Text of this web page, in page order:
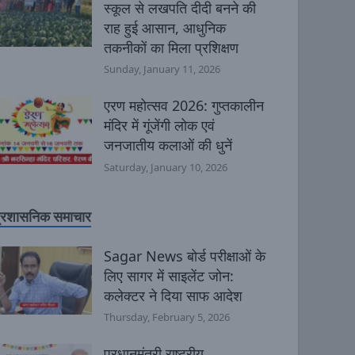
स्कूल से लखपति दीदी बनने की
राह हुई आसान, आधुनिक
तकनीकों का मिला प्रशिक्षण
Sunday, January 11, 2026
एरण महोत्सव 2026: गुप्तकालीन
मंदिर में गूंजेंगी लोक एवं
जनजातीय कलाओं की धुनें
Saturday, January 10, 2026
समाचार
Sagar News बोर्ड परीक्षाओं के
लिए सागर में साइलेंट जोन:
कलेक्टर ने दिया साफ आदेश
Thursday, February 5, 2026